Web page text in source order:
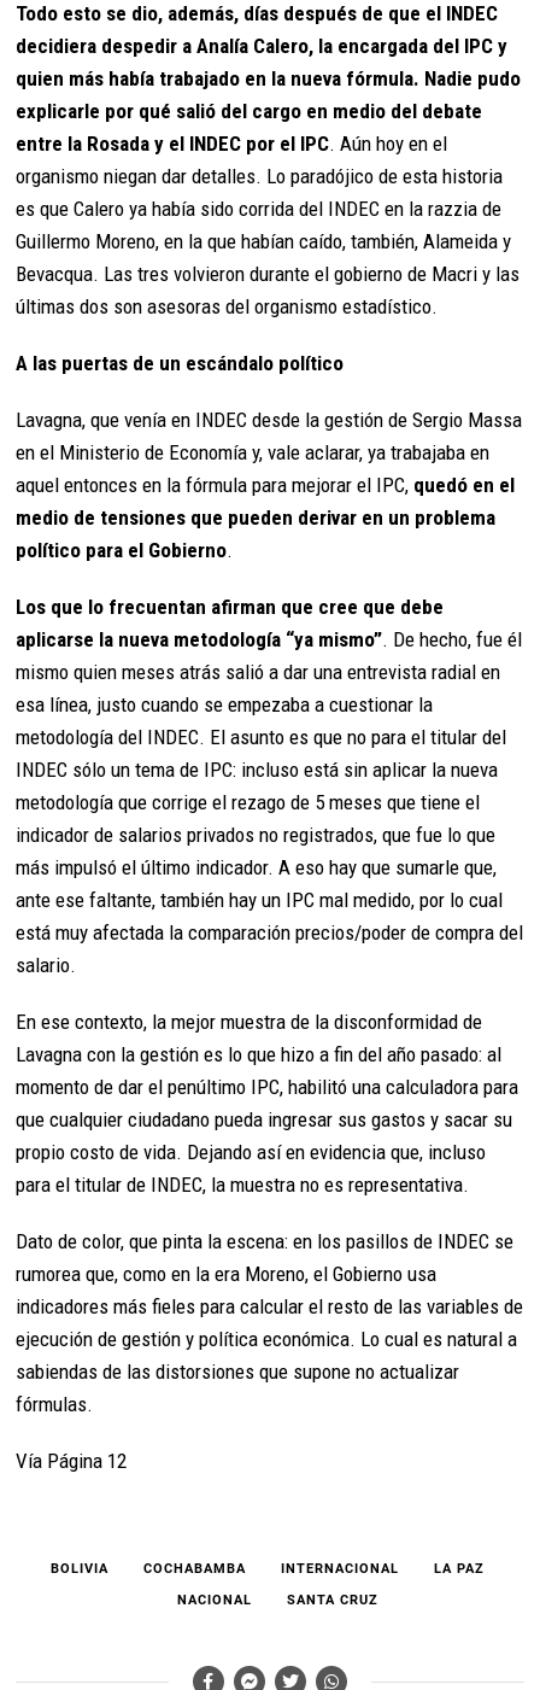
Todo esto se dio, además, días después de que el INDEC
decidiera despedir a Analía Calero, la encargada del IPC y
quien más había trabajado en la nueva fórmula. Nadie pudo
explicarle por qué salió del cargo en medio del debate
entre la Rosada y el INDEC por el IPC. Aún hoy en el
organismo niegan dar detalles. Lo paradójico de esta historia
es que Calero ya había sido corrida del INDEC en la razzia de
Guillermo Moreno, en la que habían caído, también, Alameida y
Bevacqua. Las tres volvieron durante el gobierno de Macri y las
últimas dos son asesoras del organismo estadístico.
A las puertas de un escándalo político
Lavagna, que venía en INDEC desde la gestión de Sergio Massa
en el Ministerio de Economía y, vale aclarar, ya trabajaba en
aquel entonces en la fórmula para mejorar el IPC, quedó en el
medio de tensiones que pueden derivar en un problema
político para el Gobierno.
Los que lo frecuentan afirman que cree que debe
aplicarse la nueva metodología “ya mismo”. De hecho, fue él
mismo quien meses atrás salió a dar una entrevista radial en
esa línea, justo cuando se empezaba a cuestionar la
metodología del INDEC. El asunto es que no para el titular del
INDEC sólo un tema de IPC: incluso está sin aplicar la nueva
metodología que corrige el rezago de 5 meses que tiene el
indicador de salarios privados no registrados, que fue lo que
más impulsó el último indicador. A eso hay que sumarle que,
ante ese faltante, también hay un IPC mal medido, por lo cual
está muy afectada la comparación precios/poder de compra del
salario.
En ese contexto, la mejor muestra de la disconformidad de
Lavagna con la gestión es lo que hizo a fin del año pasado: al
momento de dar el penúltimo IPC, habilitó una calculadora para
que cualquier ciudadano pueda ingresar sus gastos y sacar su
propio costo de vida. Dejando así en evidencia que, incluso
para el titular de INDEC, la muestra no es representativa.
Dato de color, que pinta la escena: en los pasillos de INDEC se
rumorea que, como en la era Moreno, el Gobierno usa
indicadores más fieles para calcular el resto de las variables de
ejecución de gestión y política económica. Lo cual es natural a
sabiendas de las distorsiones que supone no actualizar
fórmulas.
Vía Página 12
BOLIVIA COCHABAMBA INTERNACIONAL
LA PAZ
NACIONAL
SANTA CRUZ